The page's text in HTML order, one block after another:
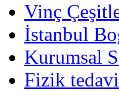
Vinç
İstanbul
Kurumsal
Fizik